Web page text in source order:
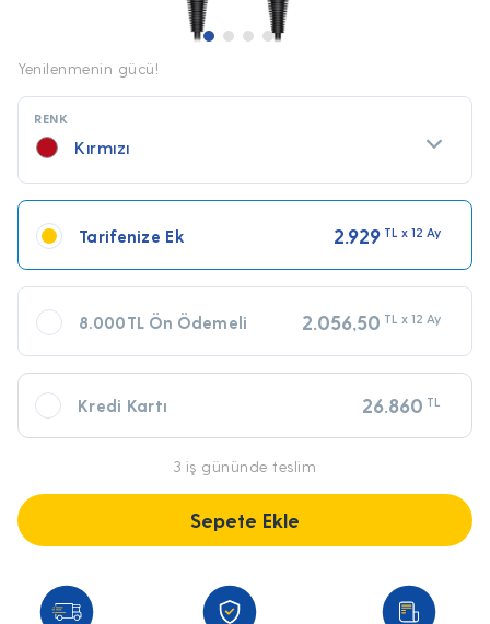
Yenilenmenin gücü!
RENK
Kırmızı
Tarifenize Ek 2.929 TL x 12 Ay
8.000TL Ön Ödemeli 2.056,50 TL x 12 Ay
Kredi Kartı 26.860 TL
3 iş gününde teslim
Sepete Ekle